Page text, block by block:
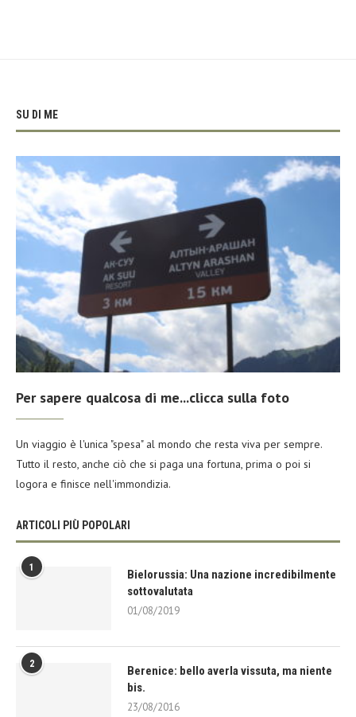
SU DI ME
Per sapere qualcosa di me...clicca sulla foto
Un viaggio è l'unica "spesa" al mondo che resta viva per sempre.
Tutto il resto, anche ciò che si paga una fortuna, prima o poi si
logora e finisce nell'immondizia.
ARTICOLI PIÙ POPOLARI
1
Bielorussia: Una nazione incredibilmente
sottovalutata
01/08/2019
2
Berenice: bello averla vissuta, ma niente
bis.
23/08/2016